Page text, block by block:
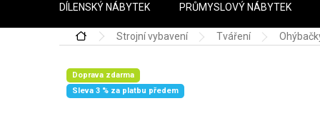
DÍLENSKÝ NÁBYTEK PRŮMYSLOVÝ NÁBYTEK
Domů Strojní vybavení Tváření
Doprava zdarma
Sleva 3 % za platbu předem